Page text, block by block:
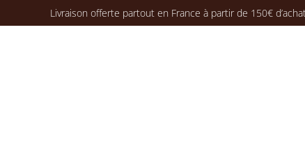
Livraison offerte partout en France à partir de 150€